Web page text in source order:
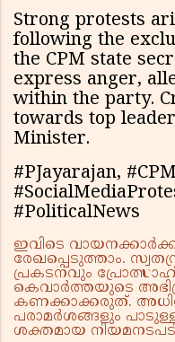
Strong protests
following the
the CPM state
express anger,
within the party.
towards top
Minister.
#PJayarajan,
#PoliticalNews
ഇവിടെ
രേഖപ്പെടുത്താം.
പ്രകടനവും
കെവാർത്തയുടെ
കണക്കാക്കരുത്.
പരാമർശങ്ങളും
ശക്തമായ നിയമനടപടി